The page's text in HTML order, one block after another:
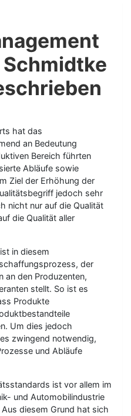
hat das
an Bedeutung
Bereich führten
Abläufe sowie
Ziel der Erhöhung der
jedoch sehr
nicht nur auf die Qualität
die Qualität aller
in diesem
der
an den Produzenten,
stellt. So ist es
Produkte
Um dies jedoch
zwingend notwendig,
und Abläufe
ist vor allem im
und Automobilindustrie
diesem Grund hat sich